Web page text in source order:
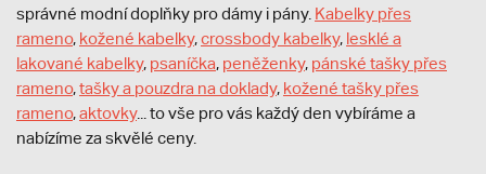
správné modní doplňky pro dámy i pány. Kabelky přes
rameno, kožené kabelky,crossbody kabelky, lesklé a
lakované kabelky, psaníčka, peněženky, pánské tašky přes
rameno,tašky a pouzdra na doklady, kožené tašky přes
rameno,aktovky... to vše pro vás každý den vybíráme a
nabízíme za skvělé ceny.